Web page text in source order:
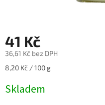
41 Kč
36,61 Kč bez DPH
Měrná
8,20 Kč / 100 g
Skladem